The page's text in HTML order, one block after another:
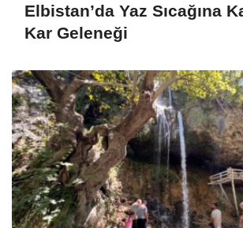
Elbistan’da Yaz Sıcağına
Kar Geleneği